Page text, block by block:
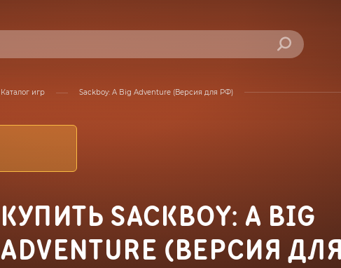
Каталог игр Sackboy: A Big Adventure (Версия для РФ)
КУПИТЬ SACKBOY: A BIG
ADVENTURE (ВЕРСИЯ